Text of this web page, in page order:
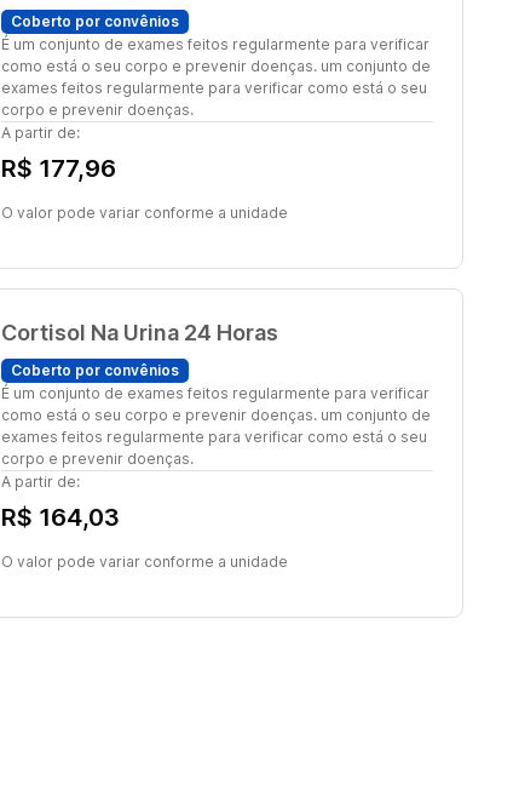
Coberto por convênios
É um conjunto de exames feitos regularmente para verificar
como está o seu corpo e prevenir doenças. um conjunto de
exames feitos regularmente para verificar como está o seu
corpo e prevenir doenças.
A partir de:
R$ 177,96
O valor pode variar conforme a unidade
Cortisol Na Urina 24 Horas
Coberto por convênios
É um conjunto de exames feitos regularmente para verificar
como está o seu corpo e prevenir doenças. um conjunto de
exames feitos regularmente para verificar como está o seu
corpo e prevenir doenças.
A partir de:
R$ 164,03
O valor pode variar conforme a unidade